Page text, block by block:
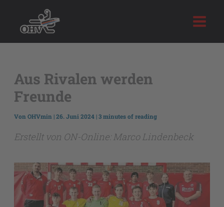
springen
Aus Rivalen werden
Freunde
VonOHVmin |26. Juni 2024 |3 minutes of reading
Erstellt von ON-Online: Marco Lindenbeck